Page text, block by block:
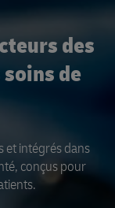
des
de
et intégrés dans
conçus pour